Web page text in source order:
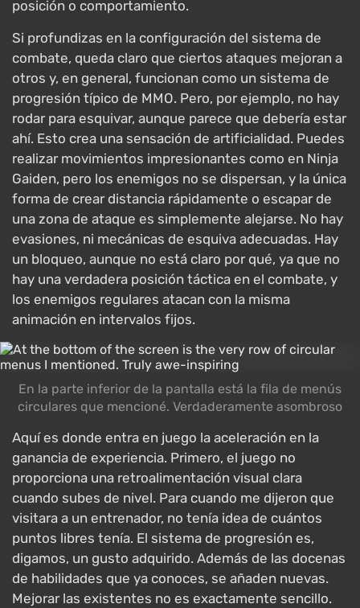
posición o comportamiento.
Si profundizas en la configuración del sistema de
combate, queda claro que ciertos ataques mejoran a
otros y, en general, funcionan como un sistema de
progresión típico de MMO. Pero, por ejemplo, no hay
rodar para esquivar, aunque parece que debería estar
ahí. Esto crea una sensación de artificialidad. Puedes
realizar movimientos impresionantes como en Ninja
Gaiden, pero los enemigos no se dispersan, y la única
forma de crear distancia rápidamente o escapar de
una zona de ataque es simplemente alejarse. No hay
evasiones, ni mecánicas de esquiva adecuadas. Hay
un bloqueo, aunque no está claro por qué, ya que no
hay una verdadera posición táctica en el combate, y
los enemigos regulares atacan con la misma
animación en intervalos fijos.
En la parte inferior de la pantalla está la fila de menús
circulares que mencioné. Verdaderamente asombroso
Aquí es donde entra en juego la aceleración en la
ganancia de experiencia. Primero, el juego no
proporciona una retroalimentación visual clara
cuando subes de nivel. Para cuando me dijeron que
visitara a un entrenador, no tenía idea de cuántos
puntos libres tenía. El sistema de progresión es,
digamos, un gusto adquirido. Además de las docenas
de habilidades que ya conoces, se añaden nuevas.
Mejorar las existentes no es exactamente sencillo.